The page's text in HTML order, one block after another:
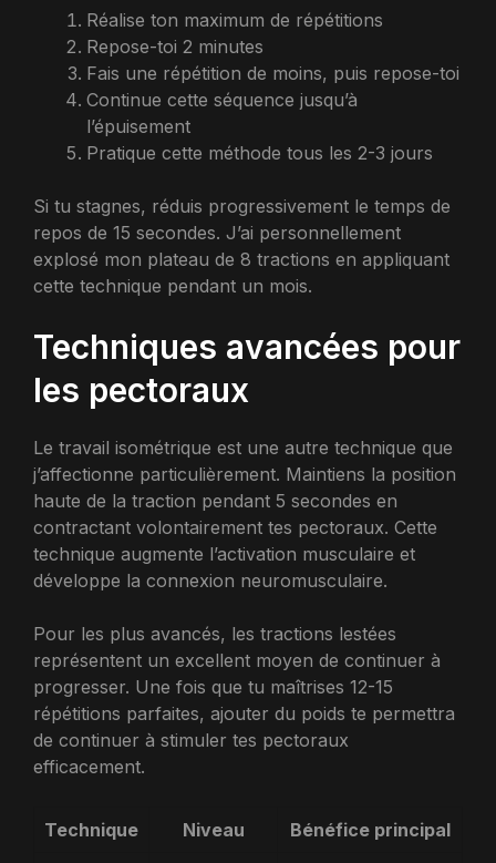
Réalise ton maximum de répétitions
Repose-toi 2 minutes
Fais une répétition de moins, puis repose-toi
Continue cette séquence jusqu’à
l’épuisement
Pratique cette méthode tous les 2-3 jours
Si tu stagnes, réduis progressivement le temps de
repos de 15 secondes. J’ai personnellement
explosé mon plateau de 8 tractions en appliquant
cette technique pendant un mois.
Techniques avancées pour
les pectoraux
Le travail isométrique est une autre technique que
j’affectionne particulièrement. Maintiens la position
haute de la traction pendant 5 secondes en
contractant volontairement tes pectoraux. Cette
technique augmente l’activation musculaire et
développe la connexion neuromusculaire.
Pour les plus avancés, les tractions lestées
représentent un excellent moyen de continuer à
progresser. Une fois que tu maîtrises 12-15
répétitions parfaites, ajouter du poids te permettra
de continuer à stimuler tes pectoraux
efficacement.
Technique Niveau Bénéfice principal